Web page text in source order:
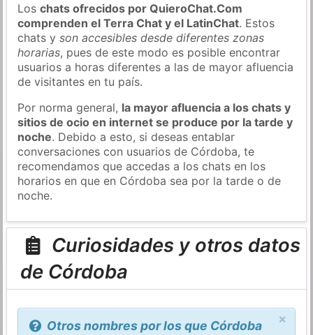
Loschats ofrecidos por QuieroChat.Com
comprenden el Terra Chat y el LatinChat. Estos
chats yson accesibles desde diferentes zonas
horarias, pues de este modo es posible encontrar
usuarios a horas diferentes a las de mayor afluencia
de visitantes en tu país.
Por norma general, la mayor afluencia a los chats y
sitios de ocio en internet se produce por la tarde y
noche. Debido a esto, si deseas entablar
conversaciones con usuarios de Córdoba, te
recomendamos que accedas a los chats en los
horarios en que en Córdoba sea por la tarde o de
noche.
Curiosidades y otros datos
de Córdoba
×
Otros nombres por los que Córdoba